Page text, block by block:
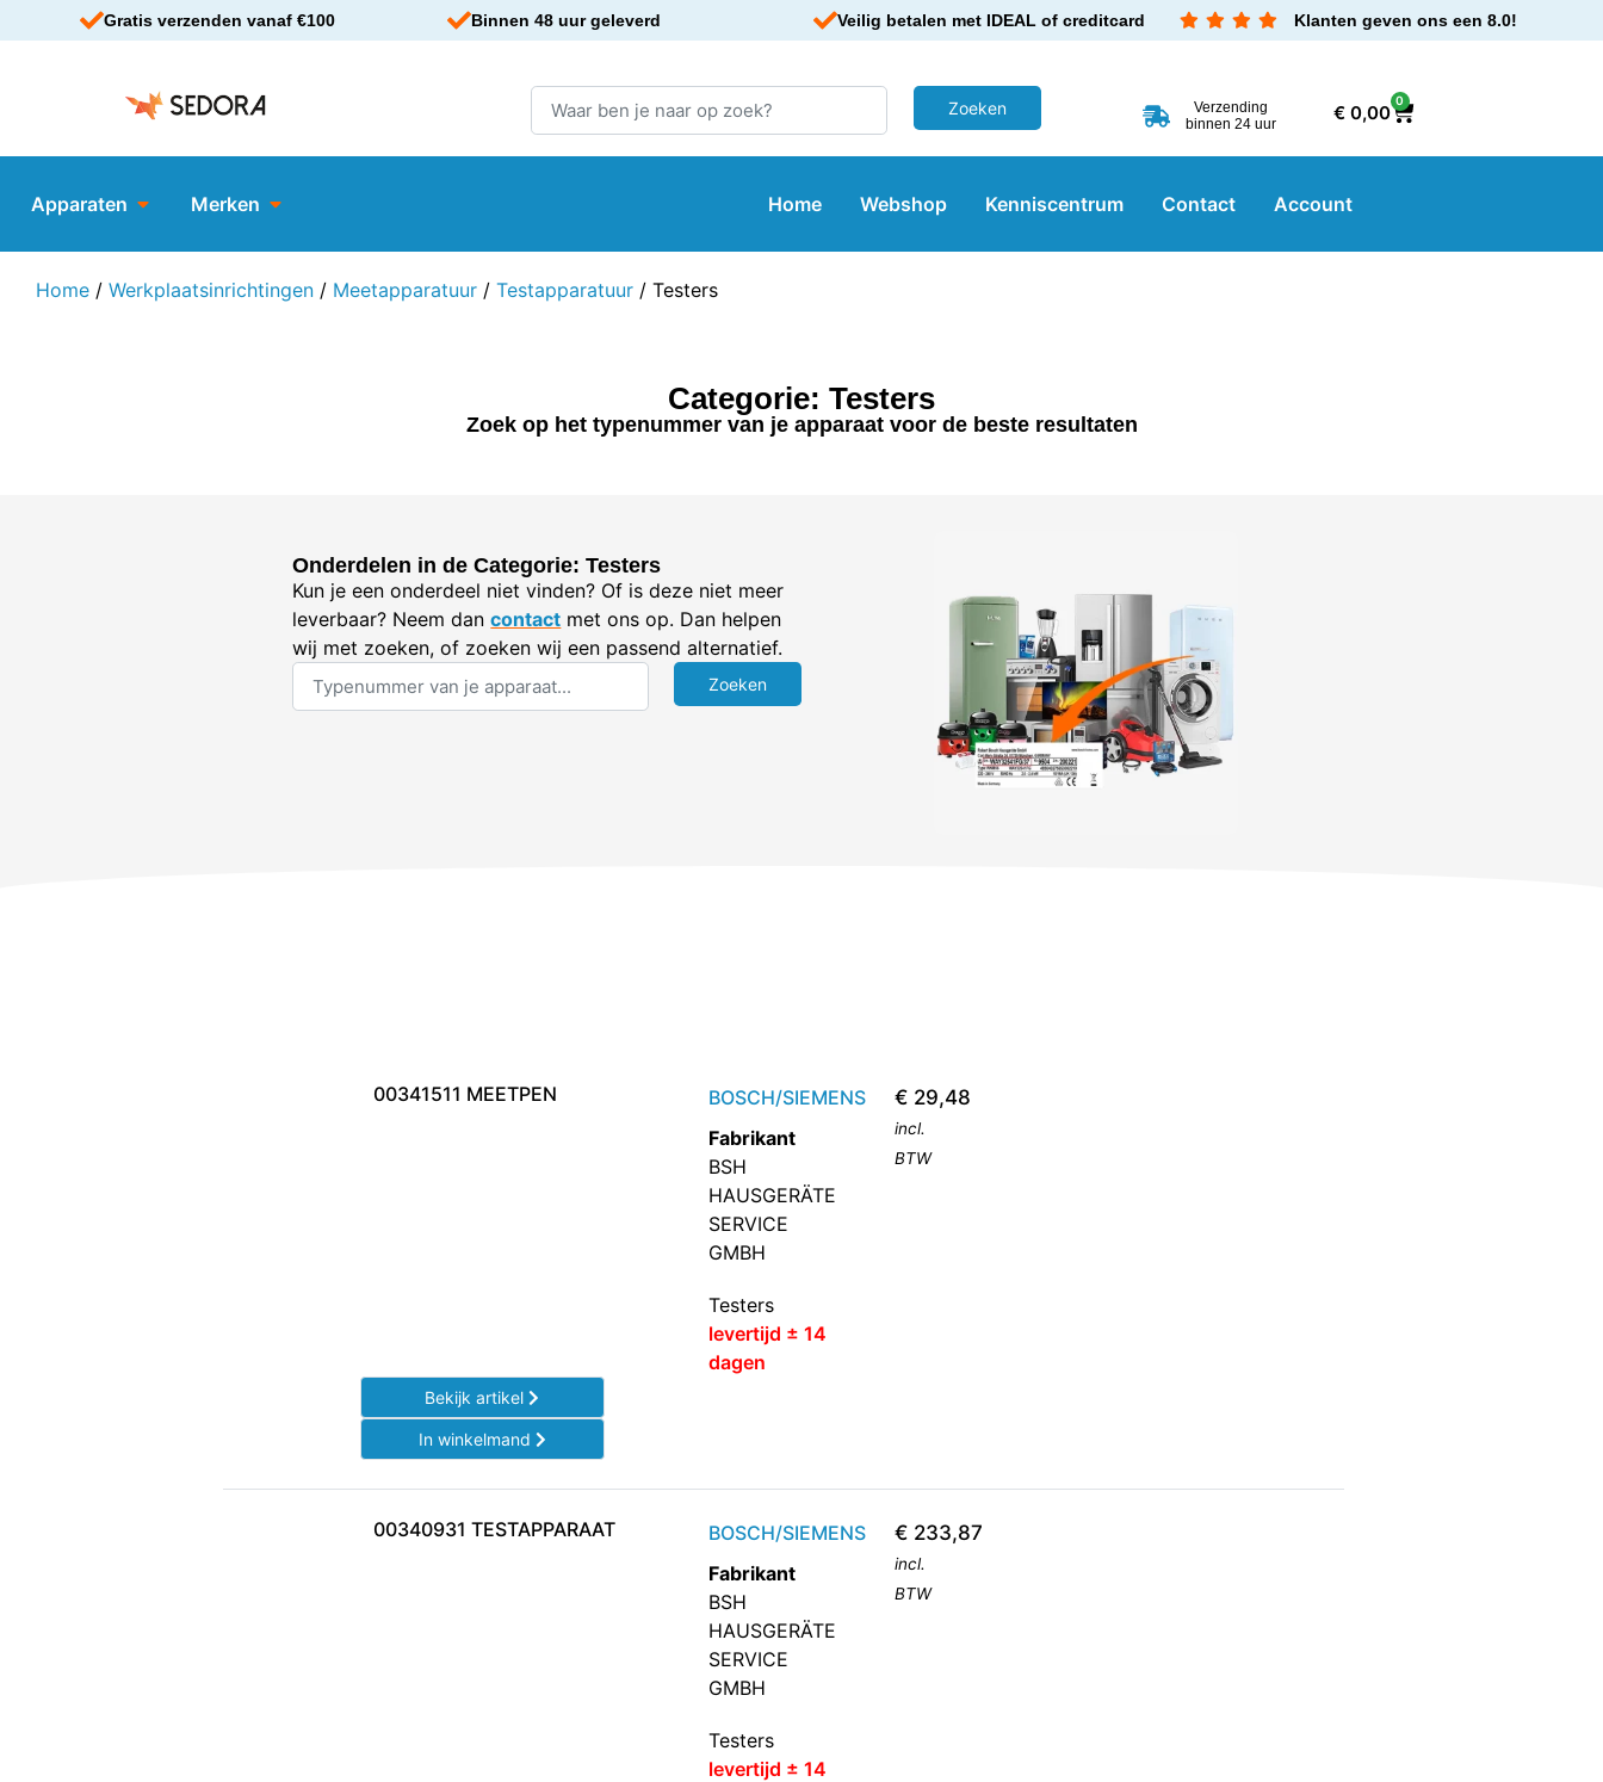
Gratis verzenden vanaf €100 Binnen 48 uur geleverd Veilig betalen met IDEAL of creditcard Klanten geven ons een 8.0!
Verzending
binnen 24 uur
€0,00
0
Apparaten Merken Home Webshop Kenniscentrum Contact Account
Home / Werkplaatsinrichtingen / Meetapparatuur / Testapparatuur / Testers
Categorie: Testers
Zoek op het typenummer van je apparaat voor de beste resultaten
Onderdelen in de Categorie: Testers
Kun je een onderdeel niet vinden? Of is deze niet meer
leverbaar? Neem dancontact met ons op. Dan helpen
wij met zoeken, of zoeken wij een passend alternatief.
00341511 MEETPEN
BOSCH/SIEMENS
Fabrikant
BSH
HAUSGERÄTE
SERVICE
GMBH
Testers
levertijd ± 14
dagen
€ 29,48
incl.
BTW
Bekijk artikel
In winkelmand
00340931 TESTAPPARAAT
BOSCH/SIEMENS
Fabrikant
BSH
HAUSGERÄTE
SERVICE
GMBH
Testers
levertijd ± 14
€ 233,87
incl.
BTW